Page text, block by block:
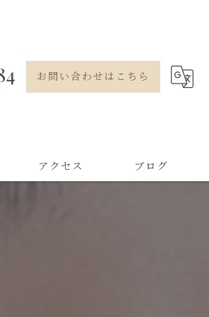
お問い合わせはこちら
アクセス ブログ